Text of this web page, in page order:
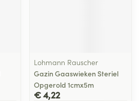
Lohmann Rauscher
Gazin Gaaswieken Steriel
Opgerold 1cmx5m
€ 4,22